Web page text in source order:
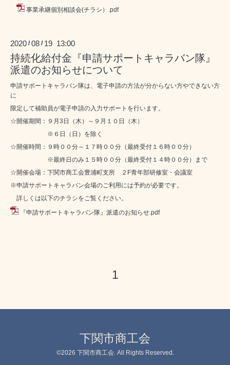
事業承継個別相談会(チラシ）.pdf
2020 /08 / 19 13:00
持続化給付金『申請サポートキャラバン隊』
派遣のお知らせについて
申請サポートキャラバン隊は、電子申請の方法が分からない方やできない方
に
限定して補助員が電子申請の入力サポートを行います。
☆開催期間：９月3日（木）～９月１０日（木）
※６日（日）を除く
☆開催時間：９時００分～１７時００分（最終受付１６時００分）
※最終日のみ１５時００分（最終受付１４時００分）まで
☆開催会場：下関市商工会豊浦町支所 ２F青年部研修室・会議室
※申請サポートキャラバン会場のご利用には予約が必要です。
詳しくは以下のチラシをご覧ください。
『申請サポートキャラバン隊』派遣のお知らせ.pdf
1
下関市商工会
©2026 下関市商工会. All Rights Reserved.